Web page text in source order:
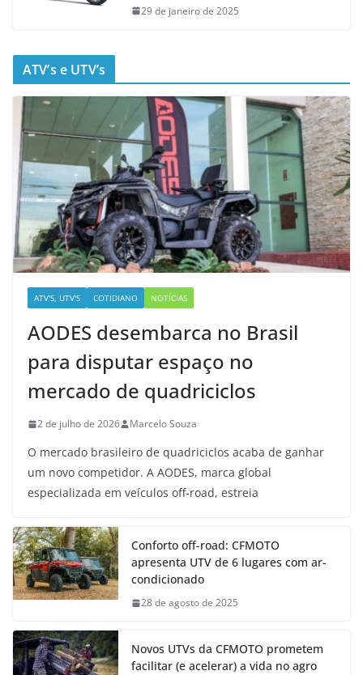
29 de janeiro de 2025
ATV’s e UTV’s
ATV'S, UTV'S COTIDIANO NOTÍCIAS
AODES desembarca no Brasil
para disputar espaço no
mercado de quadriciclos
2 de julho de 2026 Marcelo Souza
O mercado brasileiro de quadriciclos acaba de ganhar
um novo competidor. A AODES, marca global
especializada em veículos off-road, estreia
Conforto off-road: CFMOTO
apresenta UTV de 6 lugares com ar-
condicionado
28 de agosto de 2025
Novos UTVs da CFMOTO prometem
facilitar (e acelerar) a vida no agro